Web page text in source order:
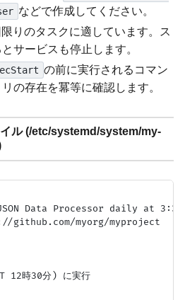
などで作成してください。
限りのタスクに適しています。ス
サービスも停止します。
の前に実行されるコマン
の存在を冪等に確認します。
ル (/etc/systemd/system/my-
Data Processor daily at 3:30
github.com/myorg/myproject
12時30分) に実行